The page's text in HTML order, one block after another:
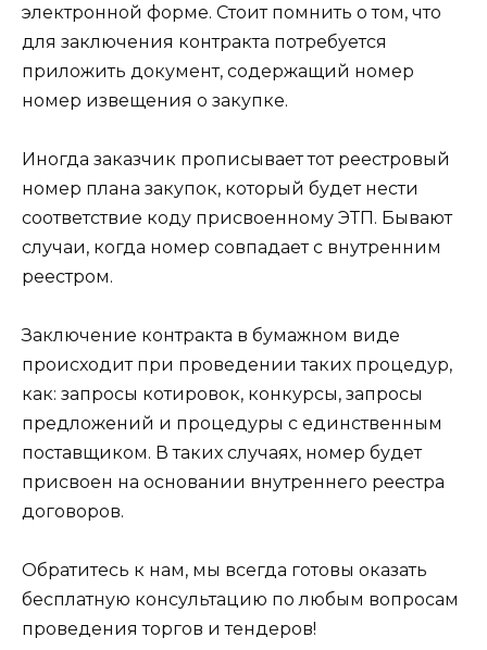
электронной форме. Стоит помнить о том, что
для заключения контракта потребуется
приложить документ, содержащий номер
номер извещения о закупке.
Иногда заказчик прописывает тот реестровый
номер плана закупок, который будет нести
соответствие коду присвоенному ЭТП. Бывают
случаи, когда номер совпадает с внутренним
реестром.
Заключение контракта в бумажном виде
происходит при проведении таких процедур,
как: запросы котировок, конкурсы, запросы
предложений и процедуры с единственным
поставщиком. В таких случаях, номер будет
присвоен на основании внутреннего реестра
договоров.
Обратитесь к нам, мы всегда готовы оказать
бесплатную консультацию по любым вопросам
проведения торгов и тендеров!